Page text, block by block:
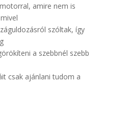
amire nem is
szóltak, így
a szebbnél szebb
csak ajánlani tudom a